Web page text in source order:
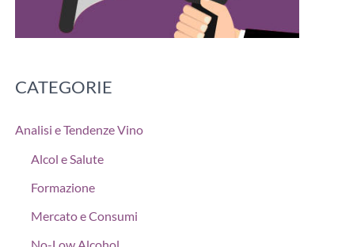
CATEGORIE
Analisi e Tendenze Vino
Alcol e Salute
Formazione
Mercato e Consumi
No-Low Alcohol